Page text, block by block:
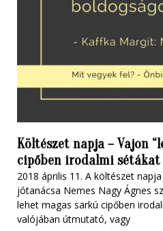
Költészet napja – Vajon
cipőben irodalmi
2018 április 11. A költészet
jótanácsa Nemes Nagy Ágnes
lehet magas sarkú cipőben
valójában útmutató, vagy